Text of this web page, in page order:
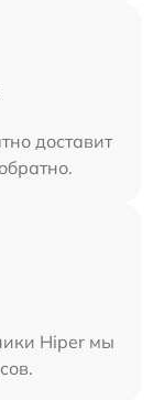
доставит
Hiper мы